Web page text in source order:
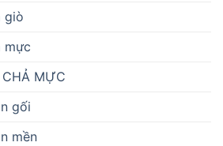
giò
mực
CHẢ MỰC
gối
mền